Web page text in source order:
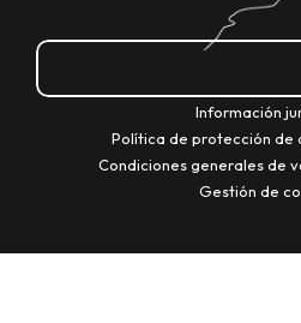
Información
Política de protección de
Condiciones generales de
Gestión de